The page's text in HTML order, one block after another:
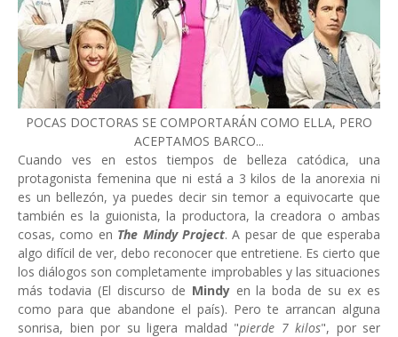
POCAS DOCTORAS SE COMPORTARÁN COMO ELLA, PERO
ACEPTAMOS BARCO...
Cuando ves en estos tiempos de belleza catódica, una
protagonista femenina que ni está a 3 kilos de la anorexia ni
es un bellezón, ya puedes decir sin temor a equivocarte que
también es la guionista, la productora, la creadora o ambas
cosas, como en The Mindy Project. A pesar de que esperaba
algo difícil de ver, debo reconocer que entretiene. Es cierto que
los diálogos son completamente improbables y las situaciones
más todavia (El discurso de Mindyen la boda de su ex es
como para que abandone el país). Pero te arrancan alguna
sonrisa, bien por su ligera maldad "pierde 7 kilos", por ser